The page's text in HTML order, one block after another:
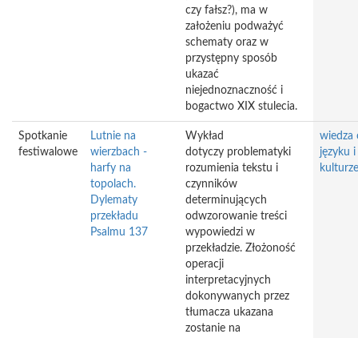
czy fałsz?), ma w
założeniu podważyć
schematy oraz w
przystępny sposób
ukazać
niejednoznaczność i
bogactwo XIX stulecia.
Spotkanie
festiwalowe
Lutnie na
wierzbach -
harfy na
topolach.
Dylematy
przekładu
Psalmu 137
Wykład
dotyczy problematyki
rozumienia tekstu i
czynników
determinujących
odwzorowanie treści
wypowiedzi w
przekładzie. Złożoność
operacji
interpretacyjnych
dokonywanych przez
tłumacza ukazana
zostanie na
wiedza
języku i
kulturze